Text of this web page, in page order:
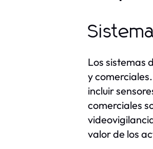
Los sistemas
y
incluir
comerciales
valor de los